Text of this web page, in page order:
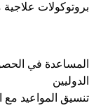
بروتوكولات
المساعدة في
الدوليين
تنسيق المواعيد مع